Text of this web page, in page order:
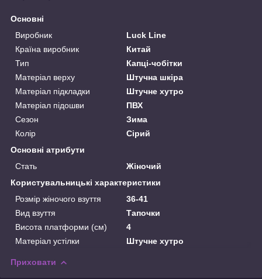
Основні
Виробник
Luck Line
Країна виробник
Китай
Тип
Капці-чобітки
Матеріал верху
Штучна шкіра
Матеріал підкладки
Штучне хутро
Матеріал підошви
ПВХ
Сезон
Зима
Колір
Сірий
Основні атрибути
Стать
Жіночий
Користувальницькі характеристики
Розмір жіночого взуття
36-41
Вид взуття
Тапочки
Висота платформи (см)
4
Матеріал устілки
Штучне хутро
Приховати